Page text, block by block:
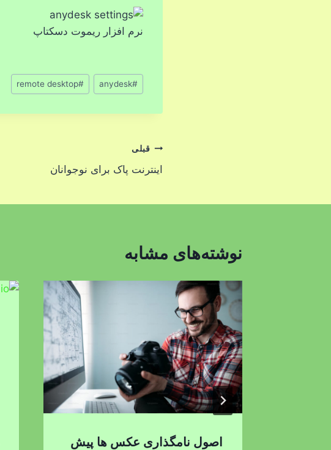
نرم افزار ریموت دسکتاپ
برچسب‌های
نوشته:
#
anydesk
#
remote desktop
راهبری
نوشته
قبلی
اینترنت پاک برای نوجوانان
نوشته‌های مشابه
اصول نامگذاری عکس ها پیش